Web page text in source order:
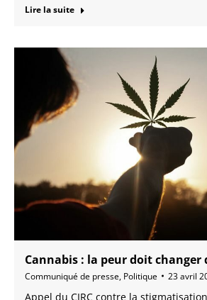
Lire la suite
Cannabis : la peur doit changer
Communiqué de presse, Politique 23 avril
Appel du CIRC contre la